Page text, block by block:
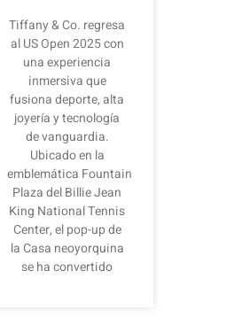
Tiffany & Co. regresa
al US Open 2025 con
una experiencia
inmersiva que
fusiona deporte, alta
joyería y tecnología
de vanguardia.
Ubicado en la
emblemática Fountain
Plaza del Billie Jean
King National Tennis
Center, el pop-up de
la Casa neoyorquina
se ha convertido